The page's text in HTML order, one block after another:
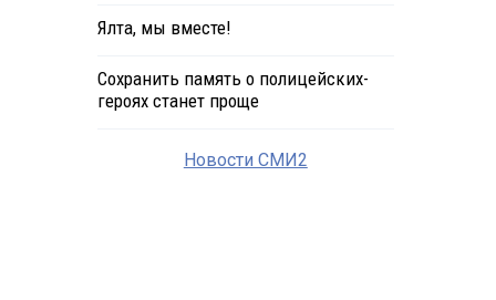
Ялта, мы вместе!
Сохранить память о полицейских-
героях станет проще
Новости СМИ2